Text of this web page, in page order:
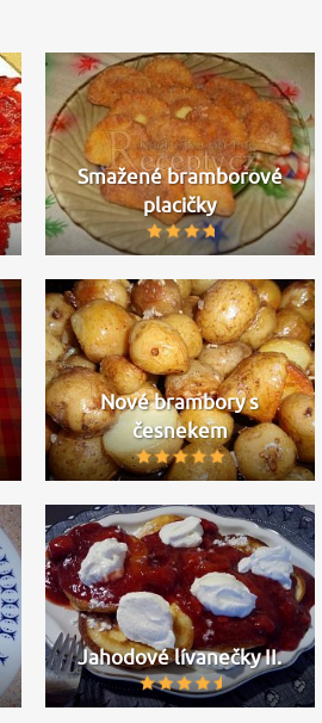
Smažené bramborové
placičky
Nové brambory s
česnekem
Jahodové lívanečky II.